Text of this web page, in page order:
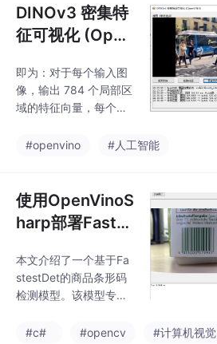
能：基于Rust实现，支
持文本编码（字符串→T
okenID数组）与解码
串）； 多模型支持：可
从HuggingFace Hub下
载或加载本地tokenizer.
DINOv3 密集特
征可视化 (Open
即为：对于每个输入图
像，输出 784 个局部区
域的特征向量，每个向
征可以用于下游任务
模型的特征维度（ViT-S
mall 的输出维度为 38
4）。输入图像尺寸 44
16，所以每张图像被分
割成。个不重叠的 patc
h。每个 patch 对应图
因此，导出的 ONNX 模
#openvino #人工智能
使用OpenVinoS
harp部署Faste
模型进行条形码
检测
本文介绍了一个基于Fa
stestDet的商品条形码
检测模型。该模型专注
在和位置，虽然精度有
#c# #opencv #计算机视觉